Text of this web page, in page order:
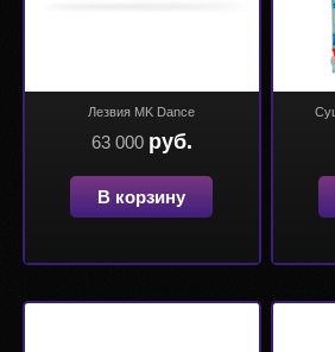
Лезвия MK Dance
63 000 руб.
В корзину